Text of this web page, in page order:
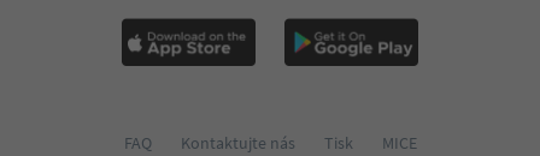
FAQ Kontaktujte nás Tisk
MICE